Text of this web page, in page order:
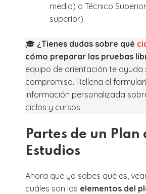
medio) o Técnico
superior).
🎓 ¿Tienes dudas sobre qué
cómo preparar las pruebas
equipo de orientación te ayuda
compromiso. Rellena el
información personalizada
ciclos y cursos.
Partes de un Plan
Estudios
Ahora que ya sabes qué es,
cuáles son los elementos del